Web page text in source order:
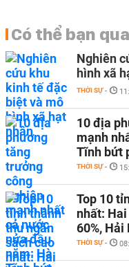
Có thể bạn
Nghiên
hình xã
THỜI SỰ -
10 địa
mạnh
Tĩnh bứt
THỜI SỰ -
Top 10
nhất:
60%,
THỜI SỰ -